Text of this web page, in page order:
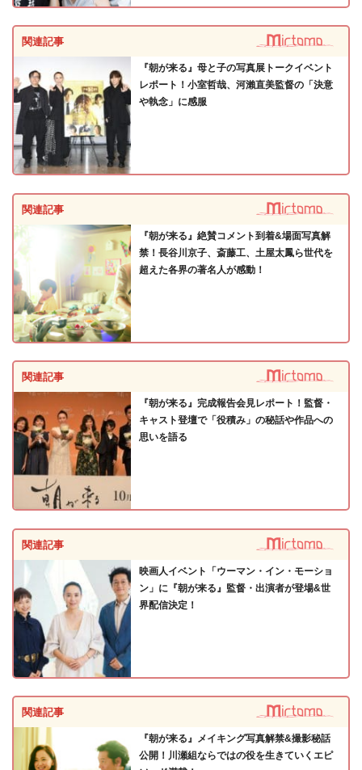
関連記事
『朝が来る』母と子の写真展トークイベント
レポート！小室哲哉、河瀨直美監督の「決意
や執念」に感服
関連記事
『朝が来る』絶賛コメント到着&場面写真解
禁！長谷川京子、斎藤工、土屋太鳳ら世代を
超えた各界の著名人が感動！
関連記事
『朝が来る』完成報告会見レポート！監督・
キャスト登壇で「役積み」の秘話や作品への
思いを語る
関連記事
映画人イベント「ウーマン・イン・モーショ
ン」に『朝が来る』監督・出演者が登場&世
界配信決定！
関連記事
『朝が来る』メイキング写真解禁&撮影秘話
公開！川瀬組ならではの役を生きていくエピ